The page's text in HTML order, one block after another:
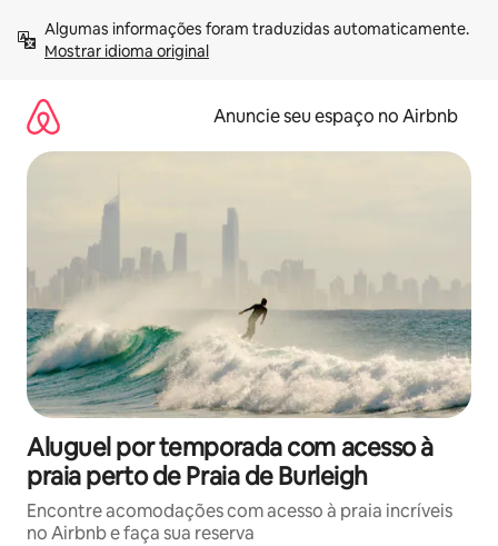
para
Mostrar idioma original
Anuncie seu espaço no Airbnb
Aluguel por temporada com acesso à
praia perto de Praia de Burleigh
Encontre acomodações com acesso à praia incríveis
no Airbnb e faça sua reserva